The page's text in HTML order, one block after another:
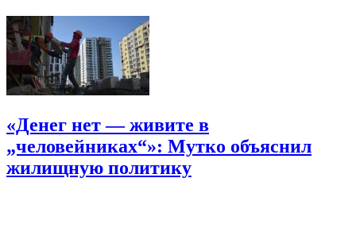
«Денег нет — живите в
„человейниках“»: Мутко объяснил
жилищную политику